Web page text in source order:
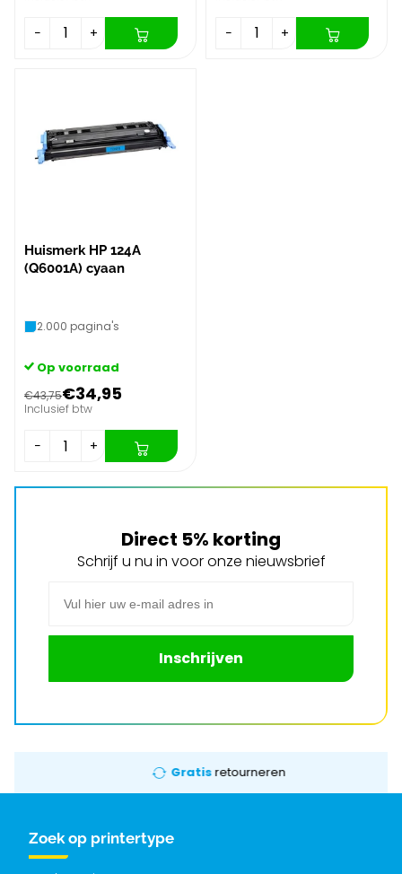
− + − +
Huismerk HP 124A
(Q6001A) cyaan
2.000 pagina's
Op voorraad
€43,75€34,95
Inclusief btw
− +
Direct 5% korting
Schrijf u nu in voor onze nieuwsbrief
Inschrijven
Gratisretourneren
Zoek op printertype